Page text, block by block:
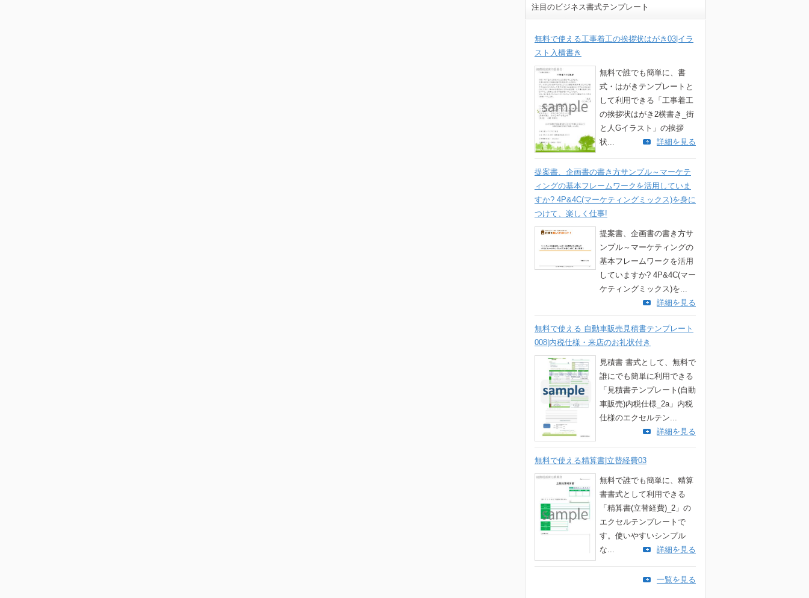
注目のビジネス書式テンプレート
無料で使える工事着工の挨拶状はがき03|イラ
スト入横書き
無料で誰でも簡単に、書
式・はがきテンプレートと
して利用できる「工事着工
の挨拶状はがき2横書き_街
と人Gイラスト」の挨拶
状...
詳細を見る
提案書、企画書の書き方サンプル～マーケテ
ィングの基本フレームワークを活用していま
すか? 4P&4C(マーケティングミックス)を身に
つけて、楽しく仕事!
提案書、企画書の書き方サ
ンプル～マーケティングの
基本フレームワークを活用
していますか? 4P&4C(マー
ケティングミックス)を...
詳細を見る
無料で使える 自動車販売見積書テンプレート
008|内税仕様・来店のお礼状付き
見積書 書式として、無料で
誰にでも簡単に利用できる
「見積書テンプレート(自動
車販売)内税仕様_2a」内税
仕様のエクセルテン...
詳細を見る
無料で使える精算書|立替経費03
無料で誰でも簡単に、精算
書書式として利用できる
「精算書(立替経費)_2」の
エクセルテンプレートで
す。使いやすいシンプル
な...
詳細を見る
一覧を見る